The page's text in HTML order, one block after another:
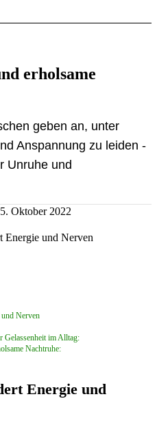
erholsame
geben an, unter
Anspannung zu leiden -
Unruhe und
Oktober 2022
Nerven
Gelassenheit im Alltag:
Nachtruhe:
Energie und